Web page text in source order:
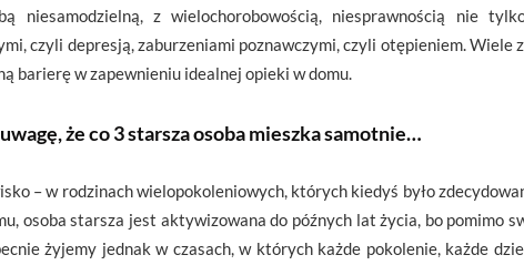
niesamodzielną, z wielochorobowością, niesprawnością nie
czyli depresją, zaburzeniami poznawczymi, czyli otępieniem. Wiele
barierę w zapewnieniu idealnej opieki w domu.
że co 3 starsza osoba mieszka samotnie…
– w rodzinach wielopokoleniowych, których kiedyś było
osoba starsza jest aktywizowana do późnych lat życia, bo pomimo
żyjemy jednak w czasach, w których każde pokolenie, każde